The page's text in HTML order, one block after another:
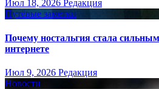
Июл 18, 2026 Редакция
Путёвые заметки
Почему ностальгия стала
интернете
Июл 9, 2026 Редакция
Новости